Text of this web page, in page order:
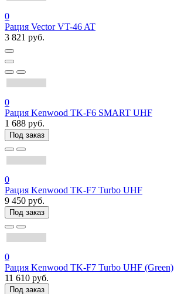
0
Рация Vector VT-46 AT
3 821 руб.
0
Рация Kenwood TK-F6 SMART UHF
1 688 руб.
Под заказ
0
Рация Kenwood TK-F7 Turbo UHF
9 450 руб.
Под заказ
0
Рация Kenwood TK-F7 Turbo UHF (Green)
11 610 руб.
Под заказ